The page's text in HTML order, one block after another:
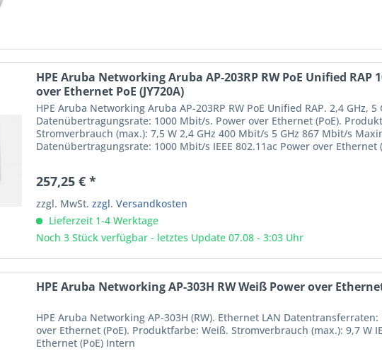
HPE Aruba Networking Aruba AP-203RP RW PoE Unified RAP
over Ethernet PoE (JY720A)
HPE Aruba Networking Aruba AP-203RP RW PoE Unified RAP. 2,4 GHz,
Datenübertragungsrate: 1000 Mbit/s. Power over Ethernet (PoE).
Stromverbrauch (max.): 7,5 W 2,4 GHz 400 Mbit/s 5 GHz 867 Mbit/s
Datenübertragungsrate: 1000 Mbit/s IEEE 802.11ac Power over Ethernet
257,25 € *
zzgl. MwSt.zzgl. Versandkosten
Lieferzeit 1-4 Werktage
Noch 3 Stück verfügbar - letztes Update 07.08 - 3:03 Uhr
HPE Aruba Networking AP-303H RW Weiß Power over Ethernet
HPE Aruba Networking AP-303H (RW). Ethernet LAN
over Ethernet (PoE). Produktfarbe: Weiß. Stromverbrauch (max.): 9,7 W
Ethernet (PoE) Intern